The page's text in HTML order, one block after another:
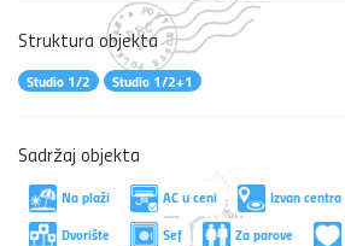
Struktura objekta
Studio 1/2 Studio 1/2+1
Sadržaj objekta
Na plaži AC u ceni Izvan centra
Dvorište
Sef Za parove